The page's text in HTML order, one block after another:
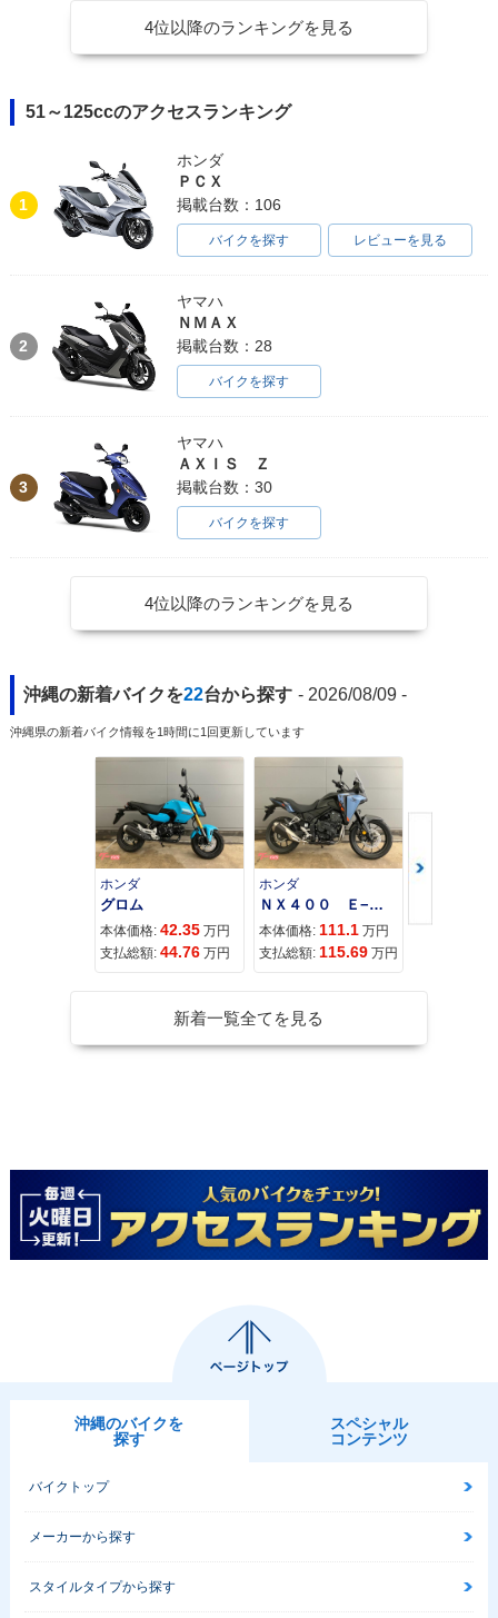
4位以降のランキングを見る
51～125ccのアクセスランキング
1
ホンダ
ＰＣＸ
掲載台数：106
バイクを探す レビューを見る
2
ヤマハ
ＮＭＡＸ
掲載台数：28
バイクを探す
3
ヤマハ
ＡＸＩＳ Ｚ
掲載台数：30
バイクを探す
4位以降のランキングを見る
沖縄の新着バイクを22台から探す - 2026/08/09 -
沖縄県の新着バイク情報を1時間に1回更新しています
ホンダ
グロム
本体価格: 42.35 万円
支払総額: 44.76 万円
ホンダ
ＮＸ４００ Ｅ−Ｃｌｕｔｃｈ
本体価格: 111.1 万円
支払総額: 115.69 万円
新着一覧全てを見る
沖縄のバイクを
探す
スペシャル
コンテンツ
バイクトップ
メーカーから探す
スタイルタイプから探す